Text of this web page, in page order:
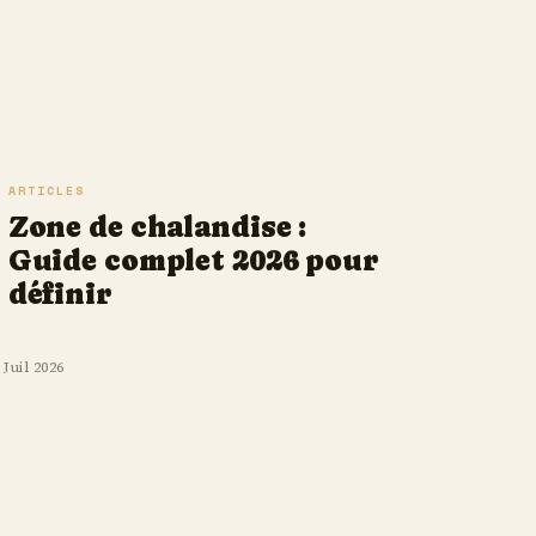
ARTICLES
Zone de chalandise :
Guide complet 2026 pour
définir
Juil 2026